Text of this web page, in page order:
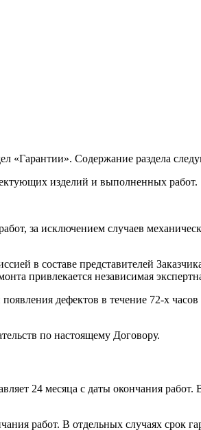
«Гарантии». Содержание раздела
изделий и выполненных работ.
за исключением случаев
в составе представителей
привлекается независимая
дефектов в течение 72-х
по настоящему Договору.
24 месяца с даты окончания
работ. В отдельных случаях срок